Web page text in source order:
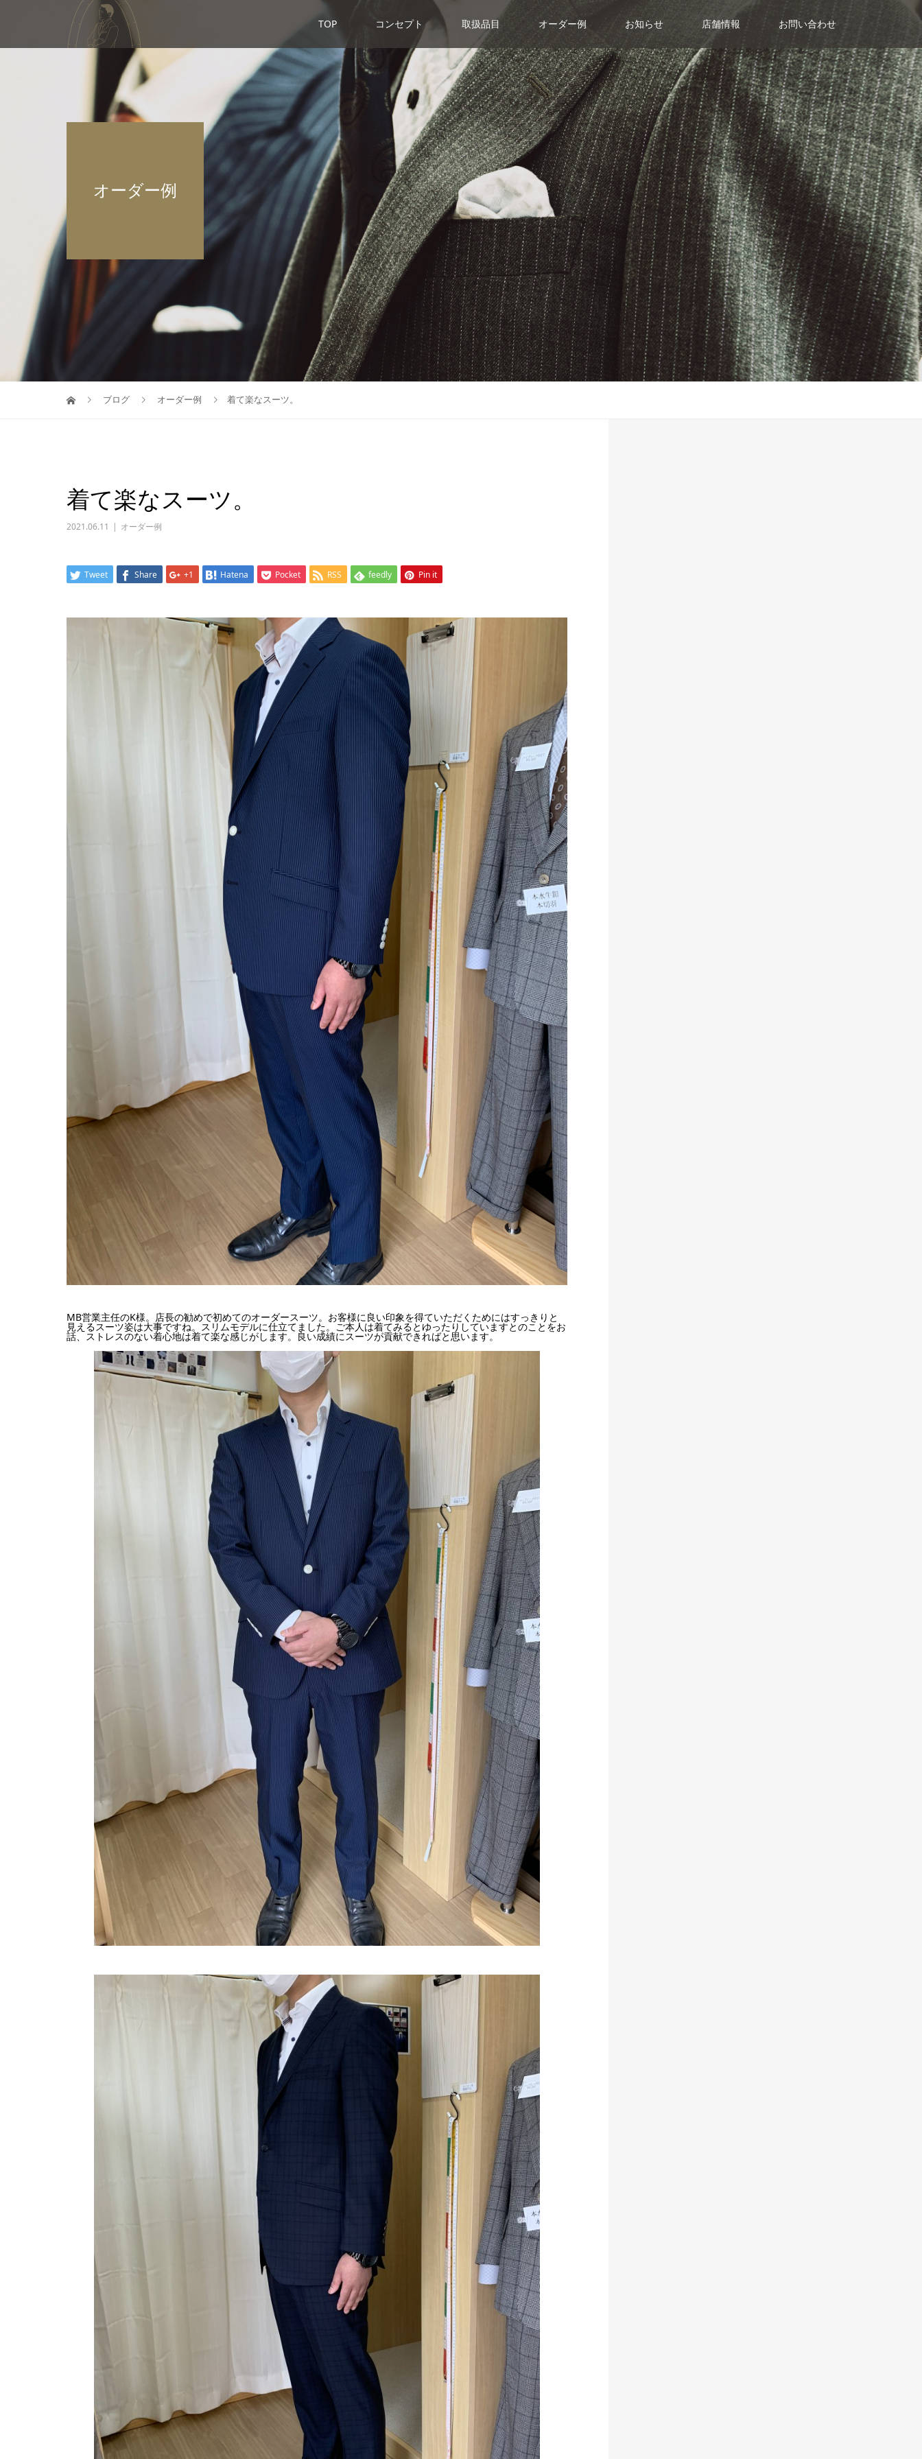
TOP コンセプト 取扱品目 オーダー例 お知らせ 店舗情報 お問い合わせ
オーダー例
ブログ オーダー例 着て楽なスーツ。
着て楽なスーツ。
2021.06.11 オーダー例
Tweet Share +1 Hatena Pocket RSS feedly Pin it
MB営業主任のK様。店長の勧めで初めてのオーダースーツ。お客様に良い印象を得ていただくためにはすっきりと
見えるスーツ姿は大事ですね。スリムモデルに仕立てました。ご本人は着てみるとゆったりしていますとのことをお
話、ストレスのない着心地は着て楽な感じがします。良い成績にスーツが貢献できればと思います。